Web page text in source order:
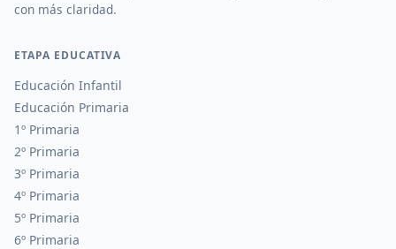
con más claridad.
ETAPA EDUCATIVA
Educación Infantil
Educación Primaria
1º Primaria
2º Primaria
3º Primaria
4º Primaria
5º Primaria
6º Primaria